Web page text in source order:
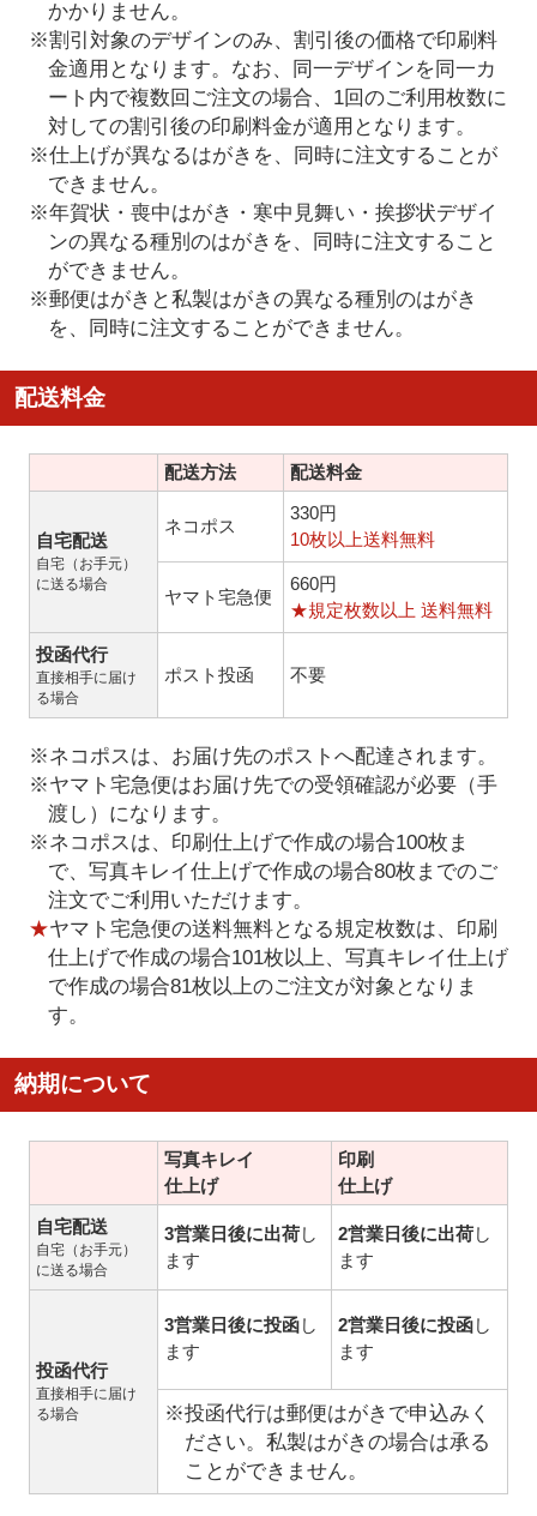
かかりません。
※割引対象のデザインのみ、割引後の価格で印刷料
金適用となります。なお、同一デザインを同一カ
ート内で複数回ご注文の場合、1回のご利用枚数に
対しての割引後の印刷料金が適用となります。
※仕上げが異なるはがきを、同時に注文することが
できません。
※年賀状・喪中はがき・寒中見舞い・挨拶状デザイ
ンの異なる種別のはがきを、同時に注文すること
ができません。
※郵便はがきと私製はがきの異なる種別のはがき
を、同時に注文することができません。
配送料金
配送方法 配送料金
自宅配送
自宅（お手元）
に送る場合
ネコポス
330円
10枚以上送料無料
ヤマト宅急便
660円
★規定枚数以上 送料無料
投函代行
直接相手に届け
る場合
ポスト投函 不要
※ネコポスは、お届け先のポストへ配達されます。
※ヤマト宅急便はお届け先での受領確認が必要（手
渡し）になります。
※ネコポスは、印刷仕上げで作成の場合100枚ま
で、写真キレイ仕上げで作成の場合80枚までのご
注文でご利用いただけます。
★ヤマト宅急便の送料無料となる規定枚数は、印刷
仕上げで作成の場合101枚以上、写真キレイ仕上げ
で作成の場合81枚以上のご注文が対象となりま
す。
納期について
写真キレイ
仕上げ
印刷
仕上げ
自宅配送
自宅（お手元）
に送る場合
3営業日後に出荷し
ます
2営業日後に出荷し
ます
投函代行
直接相手に届け
る場合
3営業日後に投函し
ます
2営業日後に投函し
ます
※投函代行は郵便はがきで申込みく
ださい。私製はがきの場合は承る
ことができません。